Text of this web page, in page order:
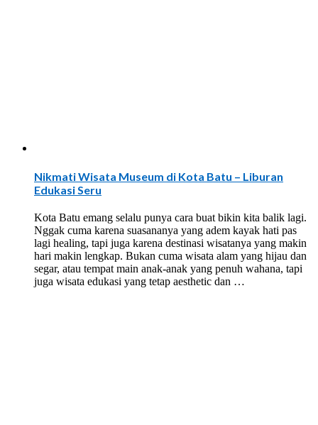
Nikmati Wisata Museum di Kota Batu – Liburan
Edukasi Seru
Kota Batu emang selalu punya cara buat bikin kita balik lagi.
Nggak cuma karena suasananya yang adem kayak hati pas
lagi healing, tapi juga karena destinasi wisatanya yang makin
hari makin lengkap. Bukan cuma wisata alam yang hijau dan
segar, atau tempat main anak-anak yang penuh wahana, tapi
juga wisata edukasi yang tetap aesthetic dan …